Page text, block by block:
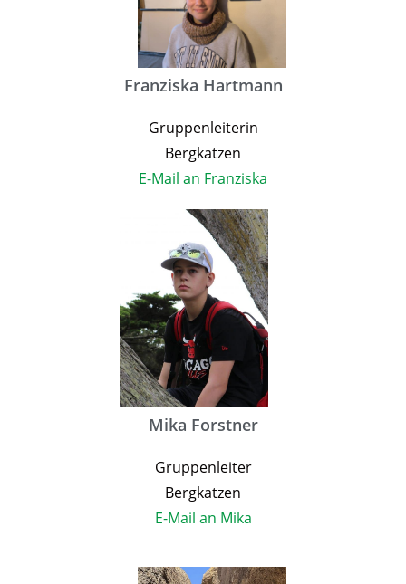
Franziska Hartmann
Gruppenleiterin
Bergkatzen
E-Mail an Franziska
Mika Forstner
Gruppenleiter
Bergkatzen
E-Mail an Mika